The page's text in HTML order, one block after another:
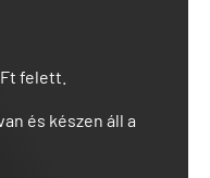
felett.
és készen áll a